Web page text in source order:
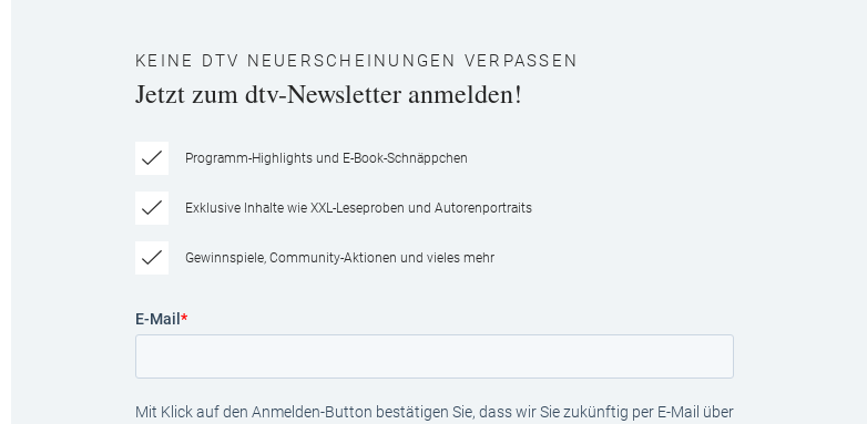
KEINE DTV NEUERSCHEINUNGEN VERPASSEN
Jetzt zum dtv-Newsletter anmelden!
Programm-Highlights und E-Book-Schnäppchen
Exklusive Inhalte wie XXL-Leseproben und Autorenportraits
Gewinnspiele, Community-Aktionen und vieles mehr
E-Mail *
Mit Klick auf den Anmelden-Button bestätigen Sie, dass wir Sie zukünftig per E-Mail über